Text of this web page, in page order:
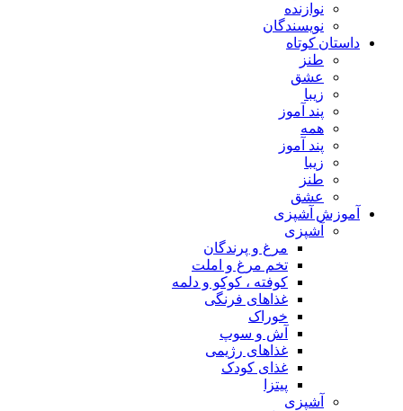
نوازنده
نویسندگان
داستان کوتاه
طنز
عشق
زیبا
پند آموز
همه
پند آموز
زیبا
طنز
عشق
آموزش آشپزی
آشپزی
مرغ و پرندگان
تخم مرغ و املت
کوفته ، کوکو و دلمه
غذاهای فرنگی
خوراک
آش و سوپ
غذاهای رژیمی
غذای کودک
پیتزا
آشپزی